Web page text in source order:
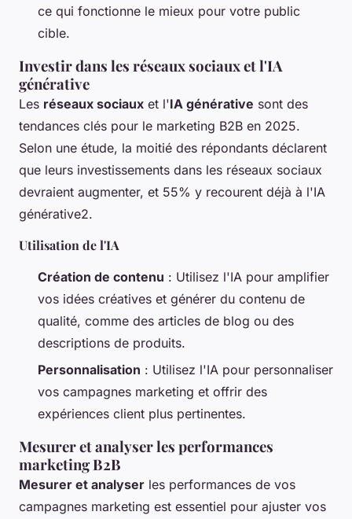
ce qui fonctionne le mieux pour votre public
cible.
Investir dans les réseaux sociaux et l'IA
générative
Les réseaux sociaux et l'IA générative sont des
tendances clés pour le marketing B2B en 2025.
Selon une étude, la moitié des répondants déclarent
que leurs investissements dans les réseaux sociaux
devraient augmenter, et 55% y recourent déjà à l'IA
générative2.
Utilisation de l'IA
Création de contenu : Utilisez l'IA pour amplifier
vos idées créatives et générer du contenu de
qualité, comme des articles de blog ou des
descriptions de produits.
Personnalisation : Utilisez l'IA pour personnaliser
vos campagnes marketing et offrir des
expériences client plus pertinentes.
Mesurer et analyser les performances
marketing B2B
Mesurer et analyser les performances de vos
campagnes marketing est essentiel pour ajuster vos